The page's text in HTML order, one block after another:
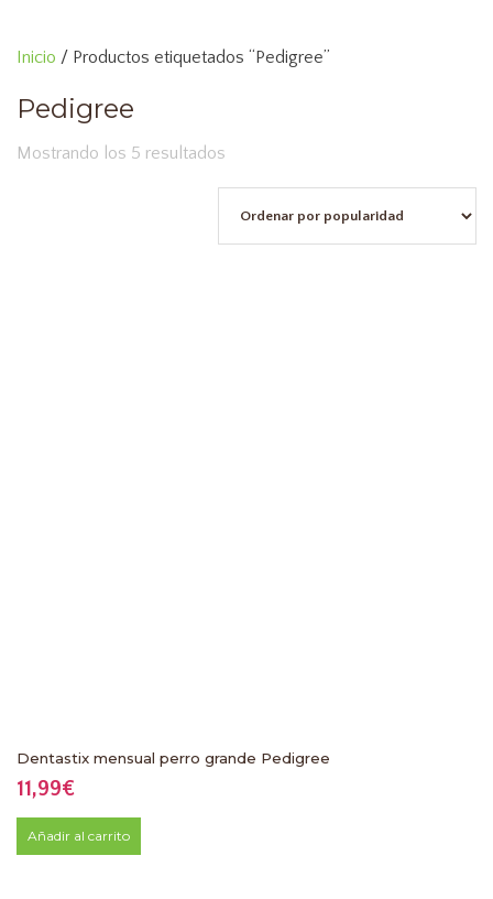
Inicio / Productos etiquetados “Pedigree”
Pedigree
Mostrando los 5 resultados
por
popularidad
Dentastix mensual perro grande Pedigree
11,99€
Añadir al carrito